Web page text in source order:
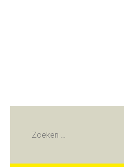
Zoeken